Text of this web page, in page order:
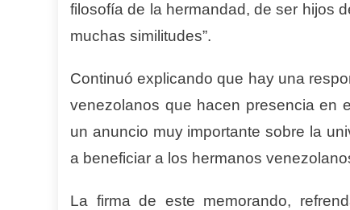
filosofía de la hermandad, de ser hijos
muchas similitudes”.
Continuó explicando que hay una
venezolanos que hacen presencia en
un anuncio muy importante sobre la
a beneficiar a los hermanos
La firma de este memorando,